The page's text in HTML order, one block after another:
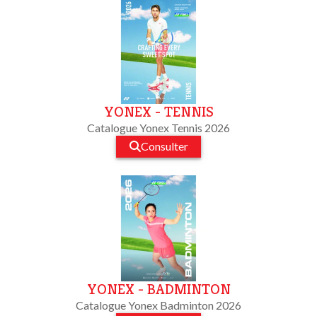
YONEX - TENNIS
Catalogue Yonex Tennis 2026
Consulter
YONEX - BADMINTON
Catalogue Yonex Badminton 2026